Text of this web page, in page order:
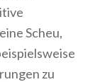
Scheu,
zu